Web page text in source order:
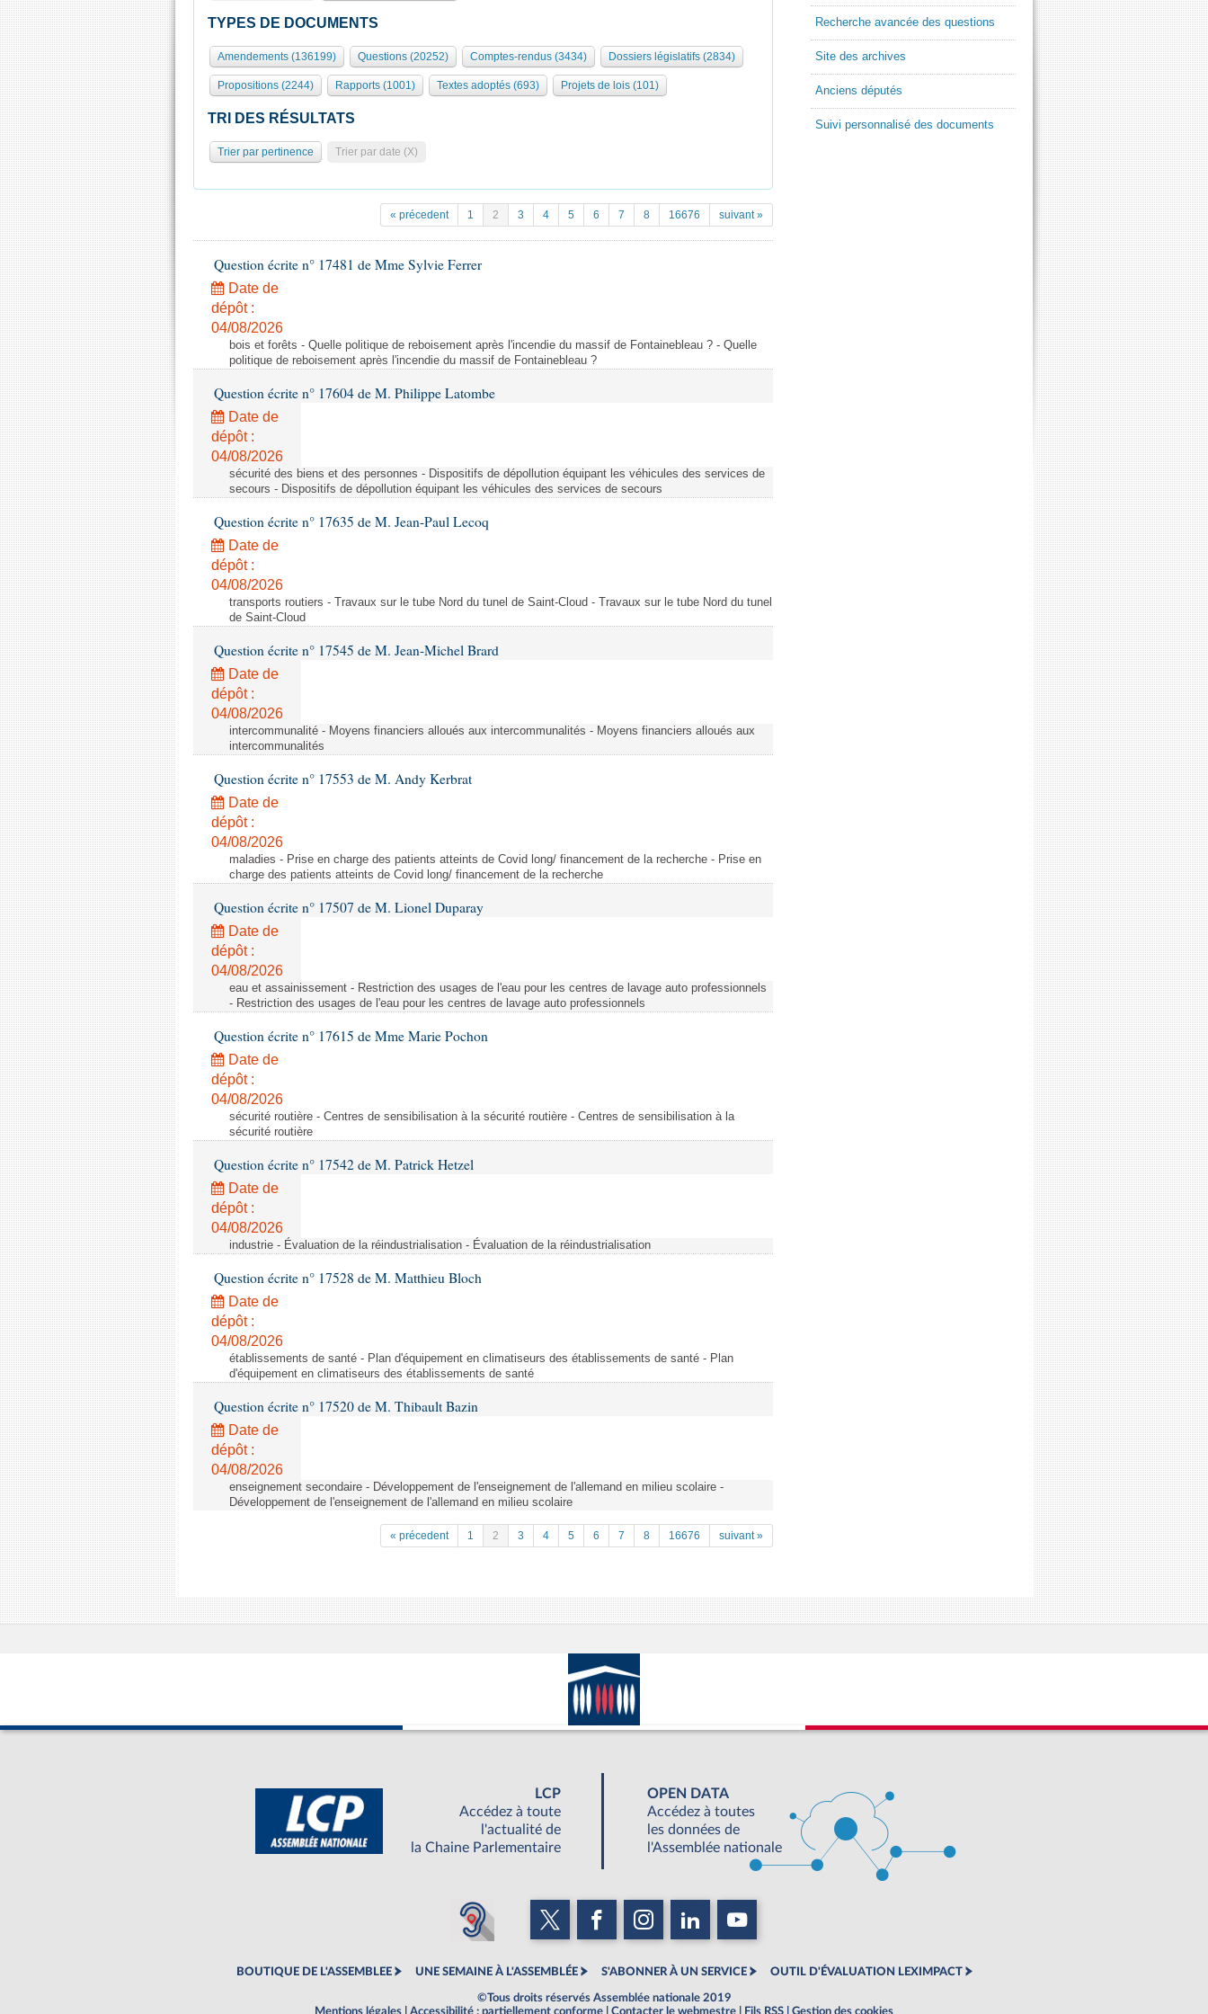
TYPES DE DOCUMENTS
Amendements (136199) Questions (20252) Comptes-rendus (3434) Dossiers législatifs (2834)
Propositions (2244) Rapports (1001) Textes adoptés (693) Projets de lois (101)
TRI DES RÉSULTATS
Trier par pertinence Trier par date (X)
« précedent 1 2 3 4 5 6 7 8 16676 suivant »
Question écrite n° 17481 de Mme Sylvie Ferrer
Date de
dépôt :
04/08/2026
bois et forêts - Quelle politique de reboisement après l'incendie du massif de Fontainebleau ? - Quelle
politique de reboisement après l'incendie du massif de Fontainebleau ?
Question écrite n° 17604 de M. Philippe Latombe
Date de
dépôt :
04/08/2026
sécurité des biens et des personnes - Dispositifs de dépollution équipant les véhicules des services de
secours - Dispositifs de dépollution équipant les véhicules des services de secours
Question écrite n° 17635 de M. Jean-Paul Lecoq
Date de
dépôt :
04/08/2026
transports routiers - Travaux sur le tube Nord du tunel de Saint-Cloud - Travaux sur le tube Nord du tunel
de Saint-Cloud
Question écrite n° 17545 de M. Jean-Michel Brard
Date de
dépôt :
04/08/2026
intercommunalité - Moyens financiers alloués aux intercommunalités - Moyens financiers alloués aux
intercommunalités
Question écrite n° 17553 de M. Andy Kerbrat
Date de
dépôt :
04/08/2026
maladies - Prise en charge des patients atteints de Covid long/ financement de la recherche - Prise en
charge des patients atteints de Covid long/ financement de la recherche
Question écrite n° 17507 de M. Lionel Duparay
Date de
dépôt :
04/08/2026
eau et assainissement - Restriction des usages de l'eau pour les centres de lavage auto professionnels
- Restriction des usages de l'eau pour les centres de lavage auto professionnels
Question écrite n° 17615 de Mme Marie Pochon
Date de
dépôt :
04/08/2026
sécurité routière - Centres de sensibilisation à la sécurité routière - Centres de sensibilisation à la
sécurité routière
Question écrite n° 17542 de M. Patrick Hetzel
Date de
dépôt :
04/08/2026
industrie - Évaluation de la réindustrialisation - Évaluation de la réindustrialisation
Question écrite n° 17528 de M. Matthieu Bloch
Date de
dépôt :
04/08/2026
établissements de santé - Plan d'équipement en climatiseurs des établissements de santé - Plan
d'équipement en climatiseurs des établissements de santé
Question écrite n° 17520 de M. Thibault Bazin
Date de
dépôt :
04/08/2026
enseignement secondaire - Développement de l'enseignement de l'allemand en milieu scolaire -
Développement de l'enseignement de l'allemand en milieu scolaire
« précedent 1 2 3 4 5 6 7 8 16676 suivant »
Recherche avancée des questions
Site des archives
Anciens députés
Suivi personnalisé des documents
LCP
Accédez à toute
l'actualité de
la Chaine Parlementaire
OPEN DATA
Accédez à toutes
les données de
l'Assemblée nationale
BOUTIQUE DE L'ASSEMBLEE UNE SEMAINE À L'ASSEMBLÉE S'ABONNER À UN SERVICE OUTIL D'ÉVALUATION LEXIMPACT
©Tous droits réservés Assemblée nationale 2019
Mentions légales
Accessibilité : partiellement conforme Contacter le webmestre Fils RSS Gestion des cookies